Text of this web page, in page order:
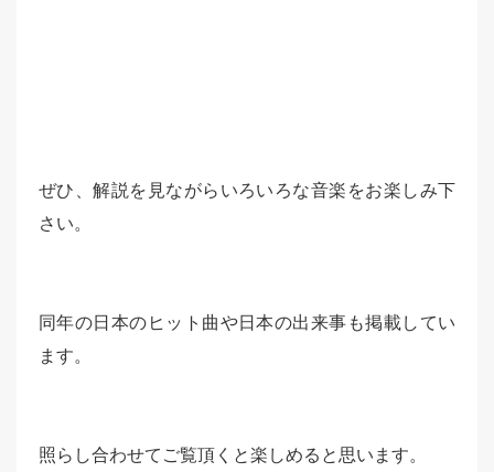
ぜひ、解説を見ながらいろいろな音楽をお楽しみ下
さい。
同年の日本のヒット曲や日本の出来事も掲載してい
ます。
照らし合わせてご覧頂くと楽しめると思います。